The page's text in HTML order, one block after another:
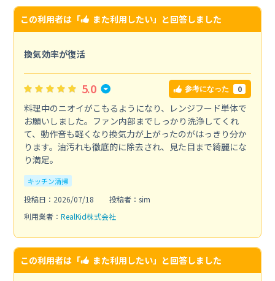
この利用者は「 また利用したい」と回答しました
換気効率が復活
5.0 参考になった 0
料理中のニオイがこもるようになり、レンジフード単体で
お願いしました。ファン内部までしっかり洗浄してくれ
て、動作音も軽くなり換気力が上がったのがはっきり分か
ります。油汚れも徹底的に除去され、見た目まで綺麗にな
り満足。
キッチン清掃
投稿日：2026/07/18
投稿者：sim
利用業者： RealKid株式会社
この利用者は「 また利用したい」と回答しました